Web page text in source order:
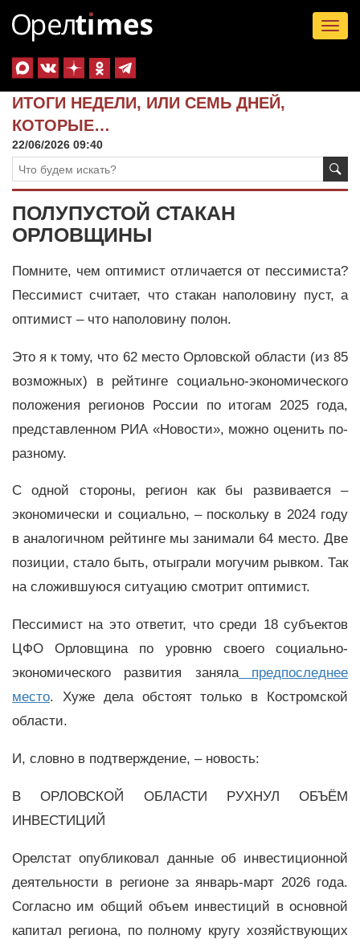
ИТОГИ НЕДЕЛИ, ИЛИ СЕМЬ ДНЕЙ,
КОТОРЫЕ…
22/06/2026 09:40
ПОЛУПУСТОЙ СТАКАН
ОРЛОВЩИНЫ
Помните, чем оптимист отличается от пессимиста?
Пессимист считает, что стакан наполовину пуст, а
оптимист – что наполовину полон.
Это я к тому, что 62 место Орловской области (из 85
возможных) в рейтинге социально-экономического
положения регионов России по итогам 2025 года,
представленном РИА «Новости», можно оценить по-
разному.
С одной стороны, регион как бы развивается –
экономически и социально, – поскольку в 2024 году
в аналогичном рейтинге мы занимали 64 место. Две
позиции, стало быть, отыграли могучим рывком. Так
на сложившуюся ситуацию смотрит оптимист.
Пессимист на это ответит, что среди 18 субъектов
ЦФО Орловщина по уровню своего социально-
экономического развития заняла
предпоследнее
место. Хуже дела обстоят только в Костромской
области.
И, словно в подтверждение, – новость:
В ОРЛОВСКОЙ ОБЛАСТИ РУХНУЛ ОБЪЁМ
ИНВЕСТИЦИЙ
Орелстат опубликовал данные об инвестиционной
деятельности в регионе за январь-март 2026 года.
Согласно им общий объем инвестиций в основной
капитал региона, по полному кругу хозяйствующих